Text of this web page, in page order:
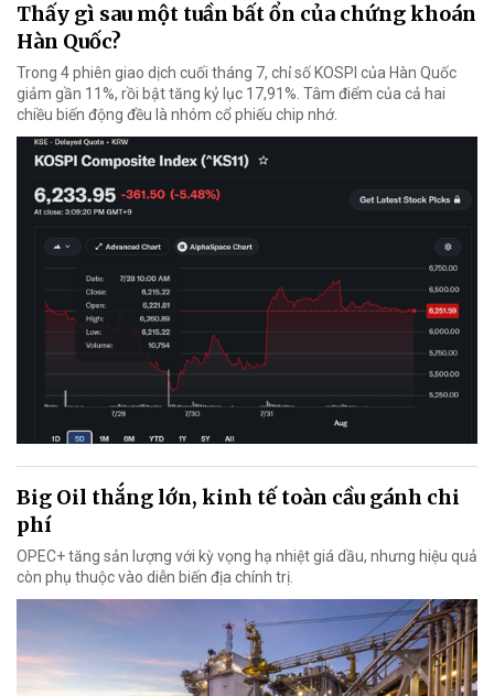
Thấy gì sau một tuần bất ổn của chứng khoán
Hàn Quốc?
Trong 4 phiên giao dịch cuối tháng 7, chỉ số KOSPI của Hàn Quốc
giảm gần 11%, rồi bật tăng kỷ lục 17,91%. Tâm điểm của cả hai
chiều biến động đều là nhóm cổ phiếu chip nhớ.
Big Oil thắng lớn, kinh tế toàn cầu gánh chi
phí
OPEC+ tăng sản lượng với kỳ vọng hạ nhiệt giá dầu, nhưng hiệu quả
còn phụ thuộc vào diễn biến địa chính trị.